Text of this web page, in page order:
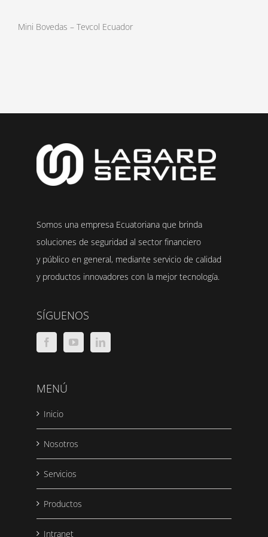
Mini Bovedas – Tevcol Ecuador
Somos una empresa Ecuatoriana que brinda
soluciones de seguridad al sector financiero
y público en general, mediante servicio de calidad
y productos innovadores con la mejor tecnología.
SÍGUENOS
MENÚ
Inicio
Nosotros
Servicios
Productos
Intranet